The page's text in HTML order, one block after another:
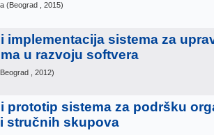
(Beograd , 2015)
implementacija sistema za
u razvoju softvera
Beograd , 2012)
prototip sistema za podršku
stručnih skupova